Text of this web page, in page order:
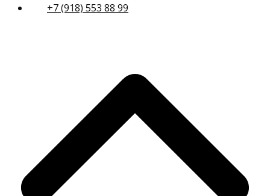
+7 (918) 553 88 99